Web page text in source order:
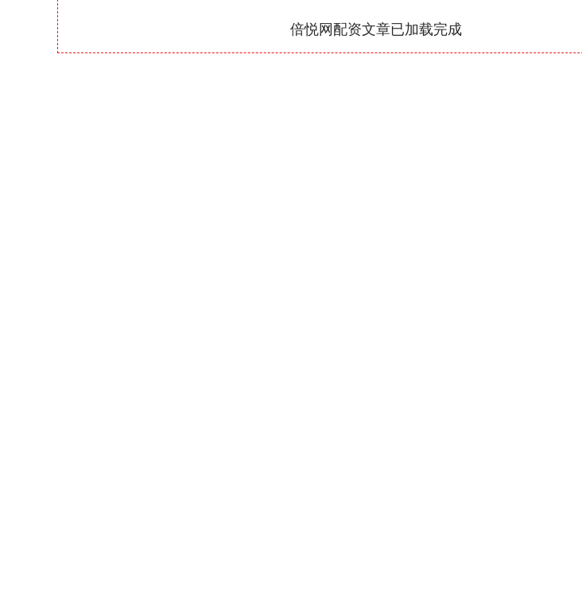
倍悦网配资文章已加载完成